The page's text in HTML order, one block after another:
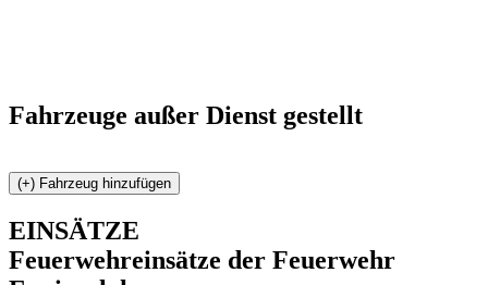
Fahrzeuge außer Dienst gestellt
EINSÄTZE
Feuerwehreinsätze der Feuerwehr